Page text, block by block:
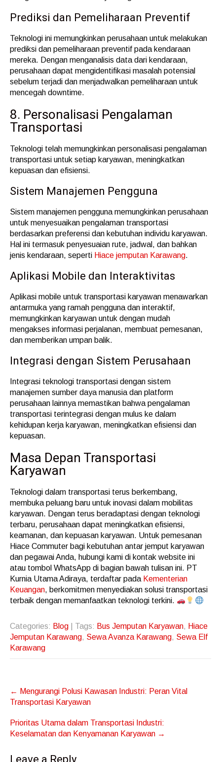
Prediksi dan Pemeliharaan Preventif
Teknologi ini memungkinkan perusahaan untuk melakukan
prediksi dan pemeliharaan preventif pada kendaraan
mereka. Dengan menganalisis data dari kendaraan,
perusahaan dapat mengidentifikasi masalah potensial
sebelum terjadi dan menjadwalkan pemeliharaan untuk
mencegah downtime.
8. Personalisasi Pengalaman
Transportasi
Teknologi telah memungkinkan personalisasi pengalaman
transportasi untuk setiap karyawan, meningkatkan
kepuasan dan efisiensi.
Sistem Manajemen Pengguna
Sistem manajemen pengguna memungkinkan perusahaan
untuk menyesuaikan pengalaman transportasi
berdasarkan preferensi dan kebutuhan individu karyawan.
Hal ini termasuk penyesuaian rute, jadwal, dan bahkan
jenis kendaraan, seperti Hiace jemputan Karawang.
Aplikasi Mobile dan Interaktivitas
Aplikasi mobile untuk transportasi karyawan menawarkan
antarmuka yang ramah pengguna dan interaktif,
memungkinkan karyawan untuk dengan mudah
mengakses informasi perjalanan, membuat pemesanan,
dan memberikan umpan balik.
Integrasi dengan Sistem Perusahaan
Integrasi teknologi transportasi dengan sistem
manajemen sumber daya manusia dan platform
perusahaan lainnya memastikan bahwa pengalaman
transportasi terintegrasi dengan mulus ke dalam
kehidupan kerja karyawan, meningkatkan efisiensi dan
kepuasan.
Masa Depan Transportasi
Karyawan
Teknologi dalam transportasi terus berkembang,
membuka peluang baru untuk inovasi dalam mobilitas
karyawan. Dengan terus beradaptasi dengan teknologi
terbaru, perusahaan dapat meningkatkan efisiensi,
keamanan, dan kepuasan karyawan. Untuk pemesanan
Hiace Commuter bagi kebutuhan antar jemput karyawan
dan pegawai Anda, hubungi kami di kontak website ini
atau tombol WhatsApp di bagian bawah tulisan ini. PT
Kurnia Utama Adiraya, terdaftar pada Kementerian
Keuangan, berkomitmen menyediakan solusi transportasi
terbaik dengan memanfaatkan teknologi terkini.
Categories: Blog | Tags: Bus Jemputan Karyawan, Hiace
Jemputan Karawang, Sewa Avanza Karawang, Sewa Elf
Karawang
Post
navigation
← Mengurangi Polusi Kawasan Industri: Peran Vital
Transportasi Karyawan
Prioritas Utama dalam Transportasi Industri:
Keselamatan dan Kenyamanan Karyawan →
Leave a Reply